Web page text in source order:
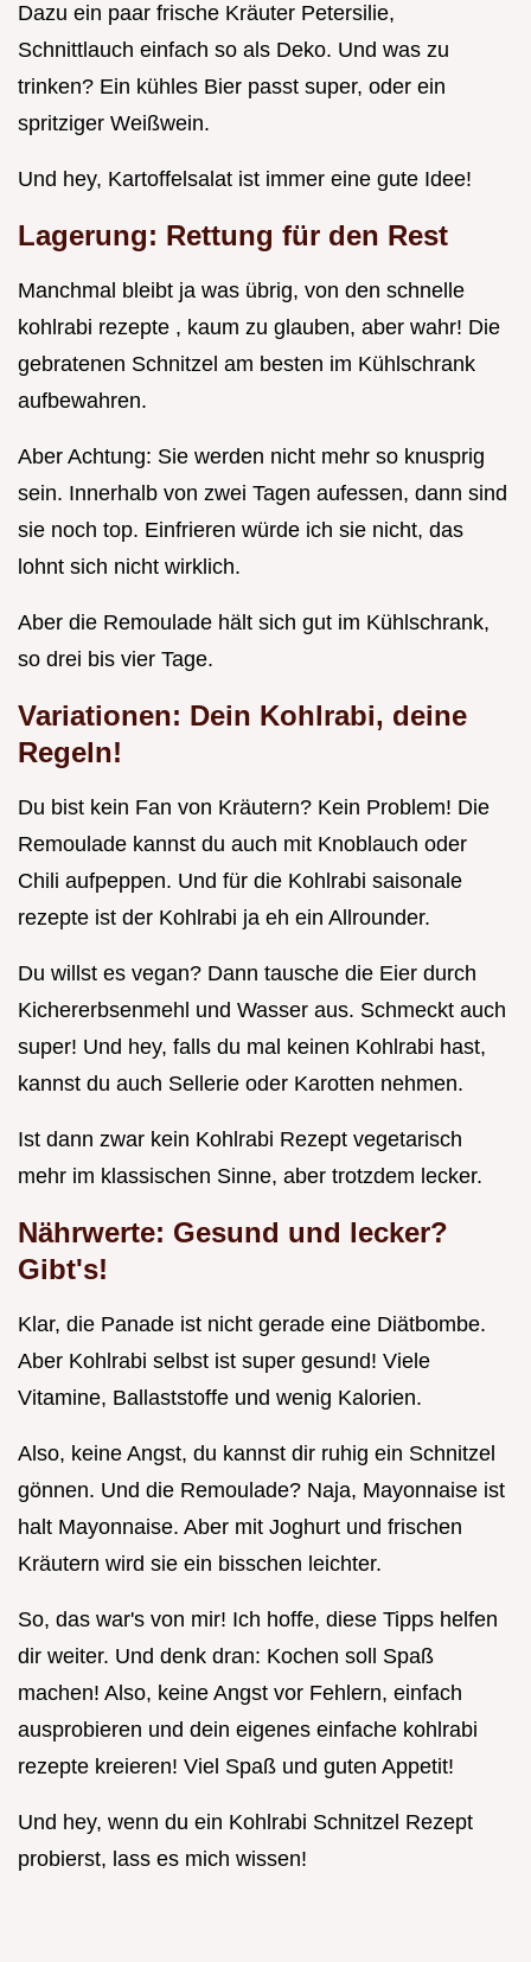
Dazu ein paar frische Kräuter Petersilie,
Schnittlauch einfach so als Deko. Und was zu
trinken? Ein kühles Bier passt super, oder ein
spritziger Weißwein.
Und hey, Kartoffelsalat ist immer eine gute Idee!
Lagerung: Rettung für den Rest
Manchmal bleibt ja was übrig, von den schnelle
kohlrabi rezepte , kaum zu glauben, aber wahr! Die
gebratenen Schnitzel am besten im Kühlschrank
aufbewahren.
Aber Achtung: Sie werden nicht mehr so knusprig
sein. Innerhalb von zwei Tagen aufessen, dann sind
sie noch top. Einfrieren würde ich sie nicht, das
lohnt sich nicht wirklich.
Aber die Remoulade hält sich gut im Kühlschrank,
so drei bis vier Tage.
Variationen: Dein Kohlrabi, deine
Regeln!
Du bist kein Fan von Kräutern? Kein Problem! Die
Remoulade kannst du auch mit Knoblauch oder
Chili aufpeppen. Und für die Kohlrabi saisonale
rezepte ist der Kohlrabi ja eh ein Allrounder.
Du willst es vegan? Dann tausche die Eier durch
Kichererbsenmehl und Wasser aus. Schmeckt auch
super! Und hey, falls du mal keinen Kohlrabi hast,
kannst du auch Sellerie oder Karotten nehmen.
Ist dann zwar kein Kohlrabi Rezept vegetarisch
mehr im klassischen Sinne, aber trotzdem lecker.
Nährwerte: Gesund und lecker?
Gibt's!
Klar, die Panade ist nicht gerade eine Diätbombe.
Aber Kohlrabi selbst ist super gesund! Viele
Vitamine, Ballaststoffe und wenig Kalorien.
Also, keine Angst, du kannst dir ruhig ein Schnitzel
gönnen. Und die Remoulade? Naja, Mayonnaise ist
halt Mayonnaise. Aber mit Joghurt und frischen
Kräutern wird sie ein bisschen leichter.
So, das war's von mir! Ich hoffe, diese Tipps helfen
dir weiter. Und denk dran: Kochen soll Spaß
machen! Also, keine Angst vor Fehlern, einfach
ausprobieren und dein eigenes einfache kohlrabi
rezepte kreieren! Viel Spaß und guten Appetit!
Und hey, wenn du ein Kohlrabi Schnitzel Rezept
probierst, lass es mich wissen!